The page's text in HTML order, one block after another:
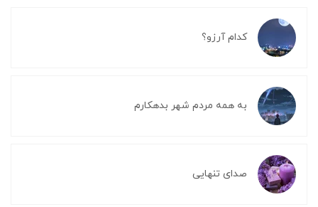
کدام آرزو؟
به همه مردم شهر بدهکارم
صدای تنهایی